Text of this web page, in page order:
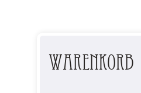
Warenkorb